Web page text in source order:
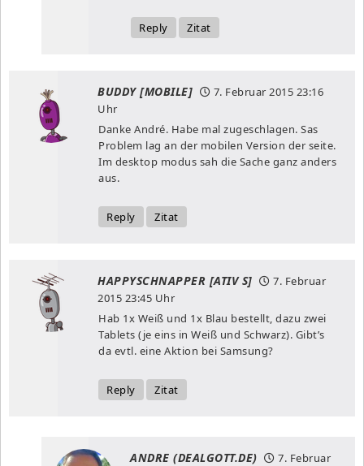
Reply Zitat
BUDDY [MOBILE] 7. Februar 2015 23:16
Uhr
Danke André. Habe mal zugeschlagen. Sas
Problem lag an der mobilen Version der seite.
Im desktop modus sah die Sache ganz anders
aus.
Reply Zitat
HAPPYSCHNAPPER [ATIV S]
7. Februar
2015 23:45 Uhr
Hab 1x Weiß und 1x Blau bestellt, dazu zwei
Tablets (je eins in Weiß und Schwarz). Gibt’s
da evtl. eine Aktion bei Samsung?
Reply Zitat
ANDRE (DEALGOTT.DE)
7. Februar